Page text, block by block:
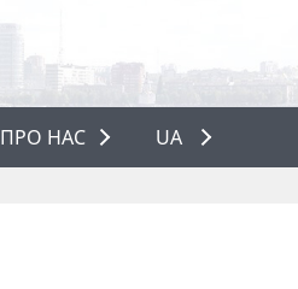
ПРО НАС
ПРО НАС
UA